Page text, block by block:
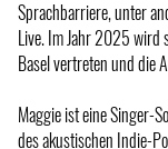
Sprachbarriere, unter
Live. Im Jahr 2025 wird
Basel vertreten und die
Maggie ist eine Singer-
des akustischen Indie-